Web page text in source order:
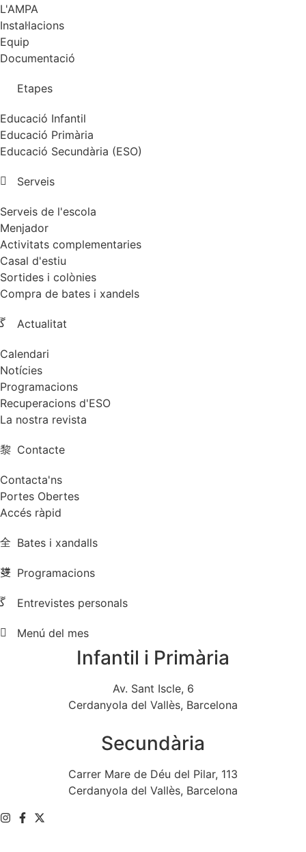
L'AMPA
Instal·lacions
Equip
Documentació
Etapes
Educació Infantil
Educació Primària
Educació Secundària (ESO)
Serveis
Serveis de l'escola
Menjador
Activitats complementaries
Casal d'estiu
Sortides i colònies
Compra de bates i xandels
Actualitat
Calendari
Notícies
Programacions
Recuperacions d'ESO
La nostra revista
Contacte
Contacta'ns
Portes Obertes
Accés ràpid
Bates i xandalls
Programacions
Entrevistes personals
Menú del mes
Infantil i Primària
Av. Sant Iscle, 6
Cerdanyola del Vallès, Barcelona
Secundària
Carrer Mare de Déu del Pilar, 113
Cerdanyola del Vallès, Barcelona